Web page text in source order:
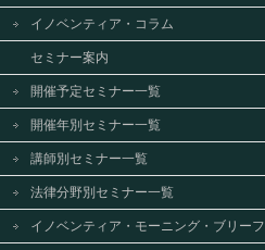
イノベンティア・コラム
セミナー案内
開催予定セミナー一覧
開催年別セミナー一覧
講師別セミナー一覧
法律分野別セミナー一覧
イノベンティア・モーニング・ブリーフ